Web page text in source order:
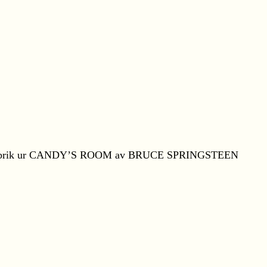
ur CANDY’S ROOM av BRUCE SPRINGSTEEN